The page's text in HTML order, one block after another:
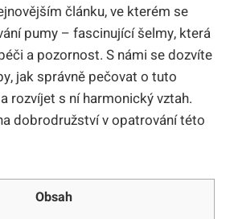
článku, ve kterém se
pumy – fascinující šelmy, která
a pozornost. S námi se dozvíte
jak správně pečovat o tuto
rozvíjet s ní harmonický vztah.
dobrodružství v opatrování této
Obsah